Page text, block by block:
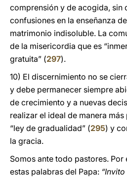
comprensión y de acogida, sin
confusiones en la enseñanza
matrimonio indisoluble. La
de la misericordia que es
gratuita” (297).
10) El discernimiento no se
y debe permanecer siempre
de crecimiento y a nuevas
realizar el ideal de manera más
“ley de gradualidad” (295) y
la gracia.
Somos ante todo pastores.
estas palabras del Papa: